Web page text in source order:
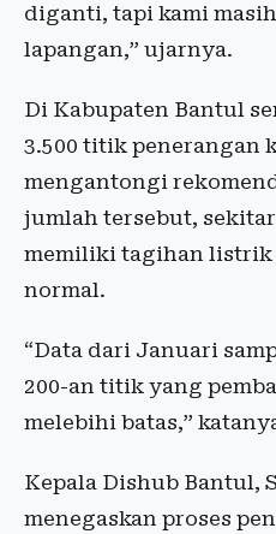
diganti, tapi kami
lapangan,” ujarnya.
Di Kabupaten Bantul
3.500 titik penerangan
mengantongi
jumlah tersebut,
memiliki tagihan listrik
normal.
“Data dari Januari
200-an titik yang
melebihi batas,”
Kepala Dishub Bantul,
menegaskan proses